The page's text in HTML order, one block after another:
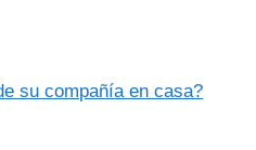
su compañía en casa?